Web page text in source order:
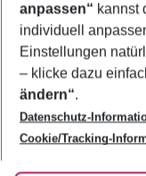
Footer
Footer navigation
Über uns
AGB
Bestpreisgarantie
Cookie-
Cookie-Richtlinie
Agenturbetreuung
Barrierefreies Reisen
Folge uns
anpassen“ kannst
individuell
Einstellungen
– klicke dazu
ändern“.
Datenschutz-
Cookie/Tracking-